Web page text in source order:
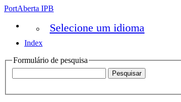
PortAberta IPB
Selecione um idioma
Index
Formulário de pesquisa